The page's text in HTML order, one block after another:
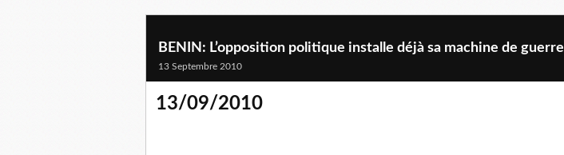
BENIN: L’opposition politique installe déjà sa machine de guerre
13 Septembre 2010
13/09/2010